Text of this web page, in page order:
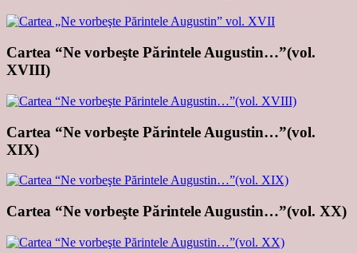
Cartea “Ne vorbeşte Părintele Augustin…”(vol.
XVIII)
Cartea “Ne vorbeşte Părintele Augustin…”(vol.
XIX)
Cartea “Ne vorbeşte Părintele Augustin…”(vol. XX)